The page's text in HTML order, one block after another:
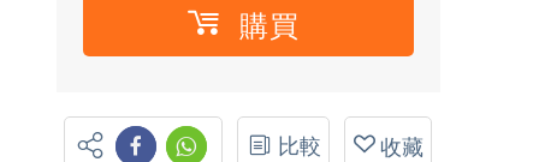
購買
比較 收藏